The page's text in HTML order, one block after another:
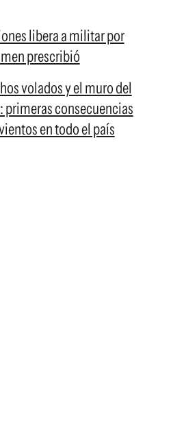
libera a militar por
prescribió
volados y el muro del
consecuencias
en todo el país